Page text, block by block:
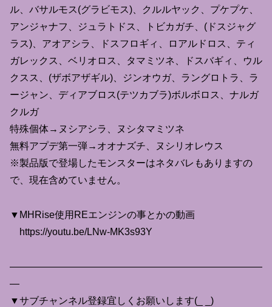
ル、バサルモス(グラビモス)、クルルヤック、プケプケ、
アンジャナフ、ジュラトドス、トビカガチ、(ドスジャグ
ラス)、アオアシラ、ドスフロギィ、ロアルドロス、ティ
ガレックス、ベリオロス、タマミツネ、ドスバギィ、ウル
クスス、(ザボアザギル)、ジンオウガ、ラングロトラ、ラ
ージャン、ディアブロス(テツカブラ)ボルボロス、ナルガ
クルガ
特殊個体→ヌシアシラ、ヌシタマミツネ
無料アプデ第一弾→オオナズチ、ヌシリオレウス
※製品版で登場したモンスターはネタバレもありますの
で、現在含めていません。
▼MHRise使用REエンジンの事とかの動画
https://youtu.be/LNw-MK3s93Y
——————————————————————————
—
▼サブチャンネル登録宜しくお願いします(_ _)